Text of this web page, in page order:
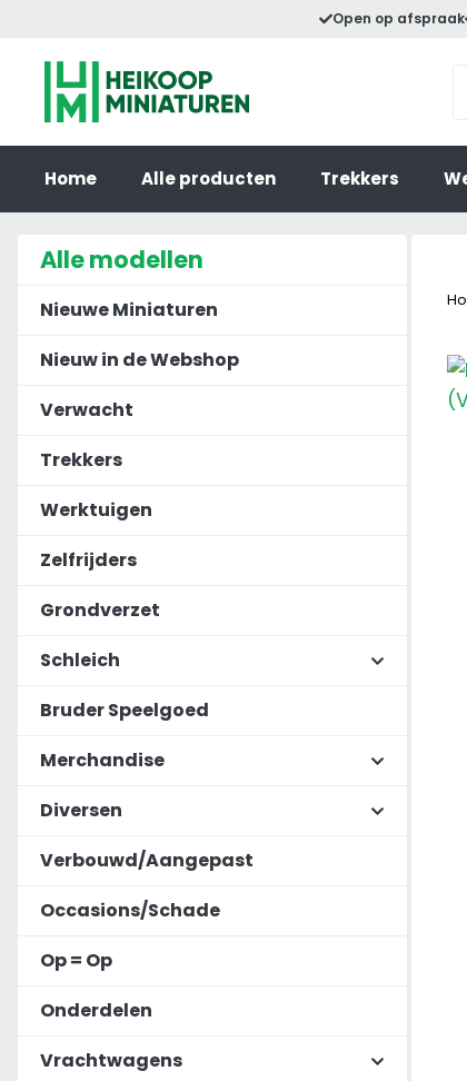
inhoud
Open op afspraak
Home Alle producten Trekkers
Alle modellen
Nieuwe Miniaturen
Nieuw in de Webshop
Verwacht
Trekkers
Werktuigen
Zelfrijders
Grondverzet
Schleich
Bruder Speelgoed
Merchandise
Diversen
Verbouwd/Aangepast
Occasions/Schade
Op = Op
Onderdelen
Vrachtwagens